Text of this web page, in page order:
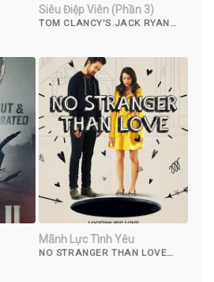
Siêu Điệp Viên (Phần 3)
TOM CLANCY'S JACK RYAN
Mãnh Lực Tình Yêu
NO STRANGER THAN LOVE